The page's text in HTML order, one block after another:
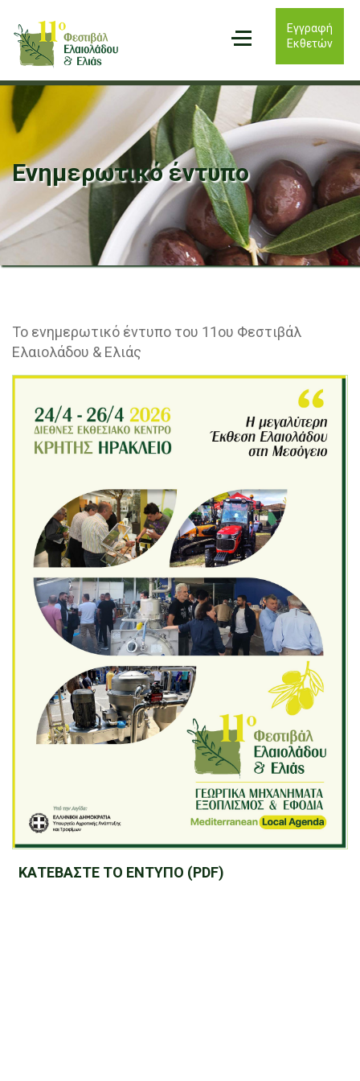
Εγγραφή
Εκθετών
Ενημερωτικό έντυπο
Το ενημερωτικό έντυπο του 11ου Φεστιβάλ
Ελαιολάδου & Ελιάς
ΚΑΤΕΒΑΣΤΕ ΤΟ ΕΝΤΥΠΟ (PDF)